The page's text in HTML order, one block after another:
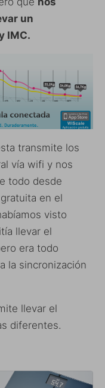
un
IMC.
transmite los
vía wifi y nos
todo desde
en el
visto
llevar el
era todo
la sincronización
llevar el
diferentes.